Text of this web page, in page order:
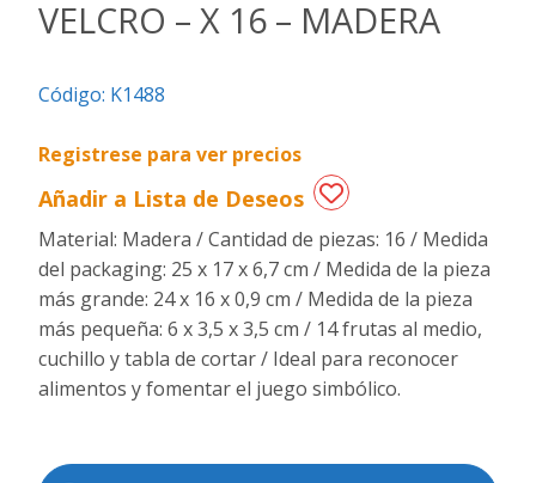
fechas
VELCRO – X 16 – MADERA
Código: K1488
Registrese para ver precios
Añadir a Lista de Deseos
Material: Madera / Cantidad de piezas: 16 / Medida
del packaging: 25 x 17 x 6,7 cm / Medida de la pieza
más grande: 24 x 16 x 0,9 cm / Medida de la pieza
más pequeña: 6 x 3,5 x 3,5 cm / 14 frutas al medio,
cuchillo y tabla de cortar / Ideal para reconocer
alimentos y fomentar el juego simbólico.